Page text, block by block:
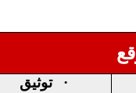
· توثيق